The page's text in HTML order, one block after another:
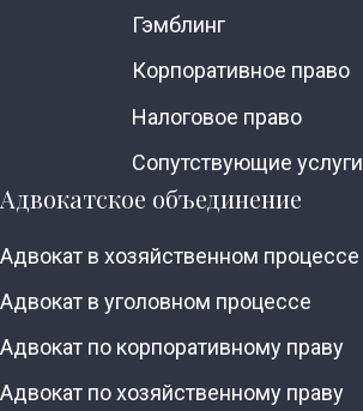
Гэмблинг
Корпоративное право
Налоговое право
Сопутствующие услуги
Адвокатское объединение
Адвокат в хозяйственном процессе
Адвокат в уголовном процессе
Адвокат по корпоративному праву
Адвокат по хозяйственному праву